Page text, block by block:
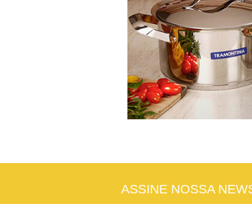
ASSINE NOSSA